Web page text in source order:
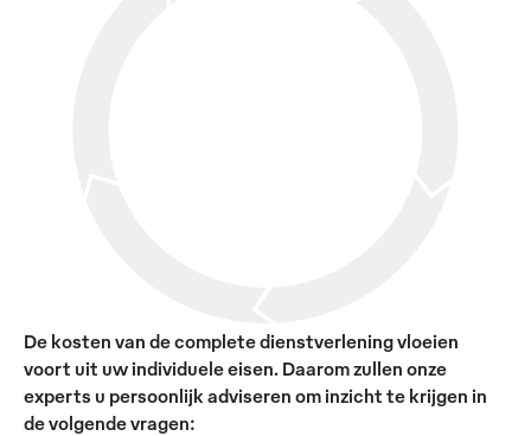
De kosten van de complete dienstverlening vloeien
voort uit uw individuele eisen. Daarom zullen onze
experts u persoonlijk adviseren om inzicht te krijgen in
de volgende vragen: